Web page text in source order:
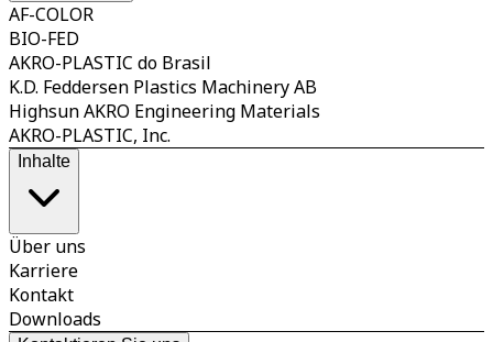
AF-COLOR
BIO-FED
AKRO-PLASTIC do Brasil
K.D. Feddersen Plastics Machinery AB
Highsun AKRO Engineering Materials
AKRO-PLASTIC, Inc.
Inhalte
Über uns
Karriere
Kontakt
Downloads